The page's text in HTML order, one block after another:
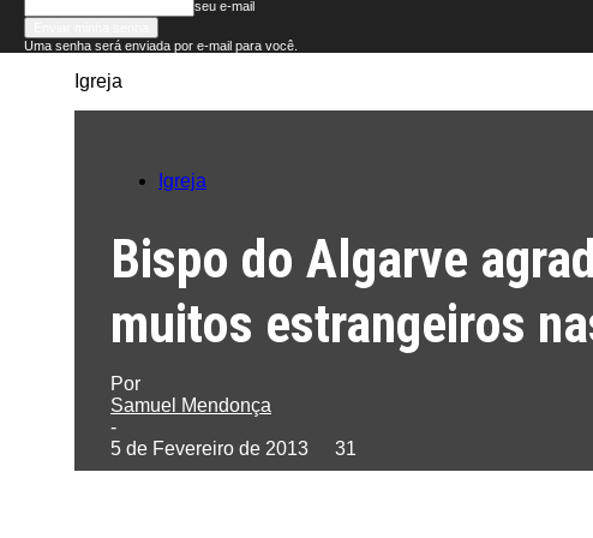
seu e-mail
Uma senha será enviada por e-mail para você.
Igreja
Igreja
Bispo do Algarve
muitos estrangeiros
Por
Samuel Mendonça
-
5 de Fevereiro de 2013
31